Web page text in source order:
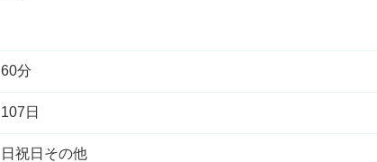
60分
107日
日祝日その他